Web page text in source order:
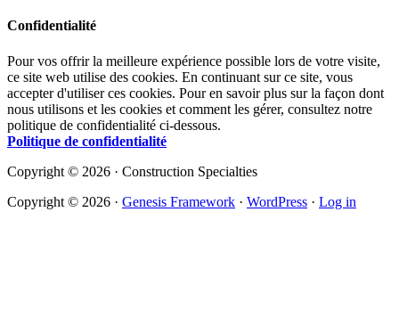
Confidentialité
Pour vos offrir la meilleure expérience possible lors de votre visite,
ce site web utilise des cookies. En continuant sur ce site, vous
accepter d'utiliser ces cookies. Pour en savoir plus sur la façon dont
nous utilisons et les cookies et comment les gérer, consultez notre
politique de confidentialité ci-dessous.
Politique de confidentialité
Copyright © 2026 · Construction Specialties
Copyright © 2026 · Genesis Framework · WordPress · Log in